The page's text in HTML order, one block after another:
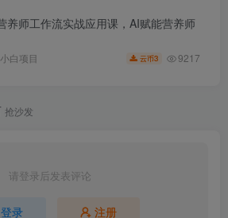
养师工作流实战应用课，AI赋能营养师
小白项目 云币3 9217
抢沙发
请登录后发表评论
登录 注册